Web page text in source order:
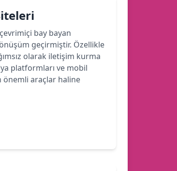
bay bayan
geçirmiştir. Özellikle
olarak iletişim kurma
platformları ve mobil
önemli araçlar haline